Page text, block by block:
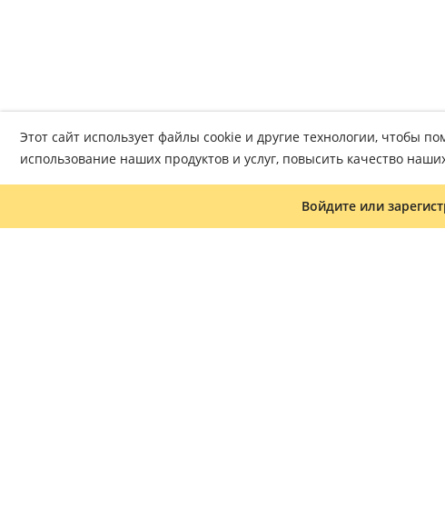
Войдите или
Этот сайт использует файлы cookie и другие технологии, чтобы
использование наших продуктов и услуг, повысить качество